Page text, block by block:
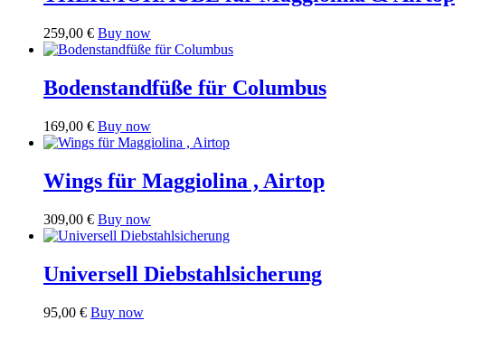
259,00 € Buy nowDieses
Produkt
mehrere
Varianten
Die
Optionen
auf
der
gewählt
werden
Bodenstandfüße für Columbus
169,00 € Buy now
Wings für Maggiolina , Airtop
309,00 € Buy nowDieses
Produkt
mehrere
Varianten
Universell Diebstahlsicherung
95,00 € Buy now